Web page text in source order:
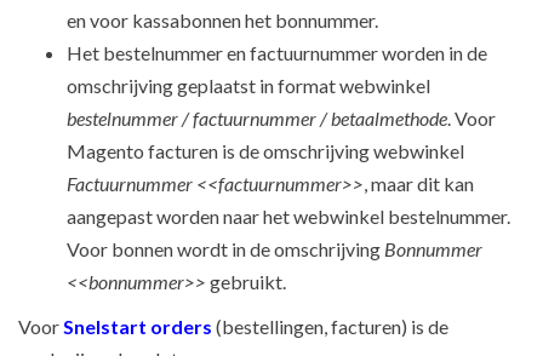
en voor kassabonnen het bonnummer.
Het bestelnummer en factuurnummer worden in de
omschrijving geplaatst in format webwinkel
bestelnummer / factuurnummer / betaalmethode. Voor
Magento facturen is de omschrijving webwinkel
Factuurnummer <<factuurnummer>>, maar dit kan
aangepast worden naar het webwinkel bestelnummer.
Voor bonnen wordt in de omschrijving Bonnummer
<<bonnummer>> gebruikt.
VoorSnelstart orders (bestellingen, facturen) is de